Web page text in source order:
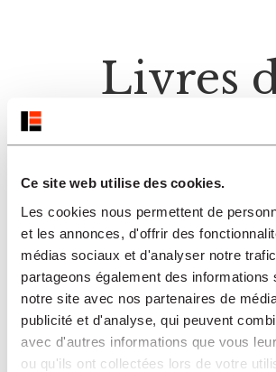
Ce site web utilise des cookies.
Les cookies nous permettent de
et les annonces, d'offrir des
médias sociaux et d'analyser notre
partageons également des informations
notre site avec nos partenaires de
publicité et d'analyse, qui peuvent
avec d'autres informations que vous
ou qu'ils ont collectées lors de votre
Livres